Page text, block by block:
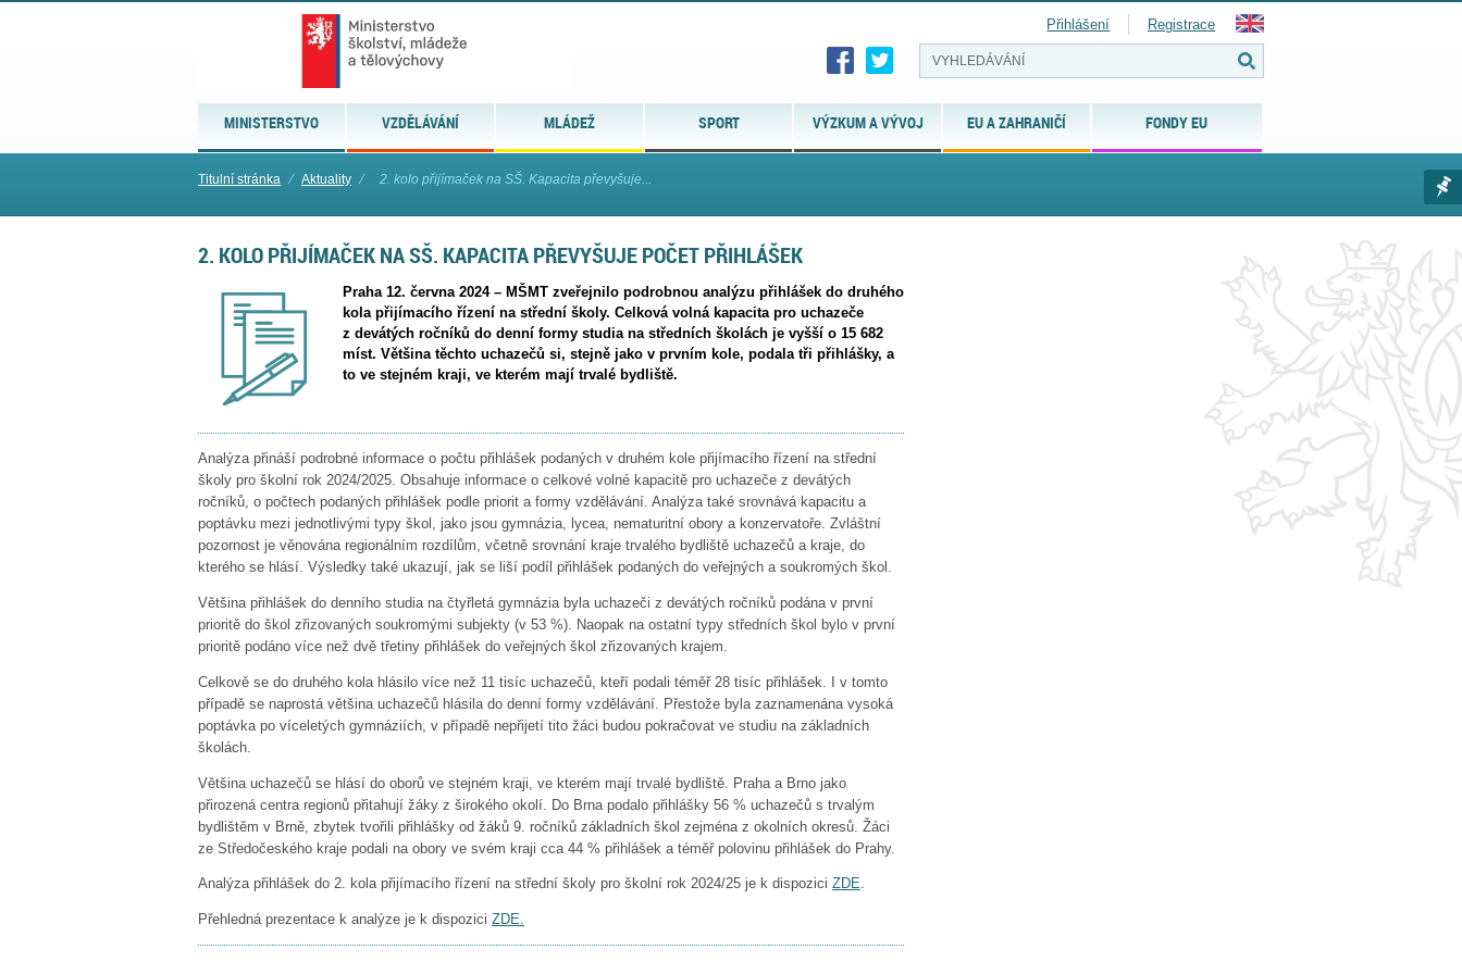
MINISTERSTVO VZDĚLÁVÁNÍ MLÁDEŽ SPORT VÝZKUM A VÝVOJ EU A ZAHRANIČÍ FONDY EU
Přihlášení Registrace
Titulní stránka ⁄ Aktuality ⁄ 2. kolo přijímaček na SŠ. Kapacita převyšuje...
2. KOLO PŘIJÍMAČEK NA SŠ. KAPACITA PŘEVYŠUJE POČET PŘIHLÁŠEK
Praha 12. června 2024 – MŠMT zveřejnilo podrobnou analýzu přihlášek do druhého
kola přijímacího řízení na střední školy. Celková volná kapacita pro uchazeče
z devátých ročníků do denní formy studia na středních školách je vyšší o 15 682
míst. Většina těchto uchazečů si, stejně jako v prvním kole, podala tři přihlášky, a
to ve stejném kraji, ve kterém mají trvalé bydliště.
Analýza přináší podrobné informace o počtu přihlášek podaných v druhém kole přijímacího řízení na střední
školy pro školní rok 2024/2025. Obsahuje informace o celkové volné kapacitě pro uchazeče z devátých
ročníků, o počtech podaných přihlášek podle priorit a formy vzdělávání. Analýza také srovnává kapacitu a
poptávku mezi jednotlivými typy škol, jako jsou gymnázia, lycea, nematuritní obory a konzervatoře. Zvláštní
pozornost je věnována regionálním rozdílům, včetně srovnání kraje trvalého bydliště uchazečů a kraje, do
kterého se hlásí. Výsledky také ukazují, jak se liší podíl přihlášek podaných do veřejných a soukromých škol.
Většina přihlášek do denního studia na čtyřletá gymnázia byla uchazeči z devátých ročníků podána v první
prioritě do škol zřizovaných soukromými subjekty (v 53 %). Naopak na ostatní typy středních škol bylo v první
prioritě podáno více než dvě třetiny přihlášek do veřejných škol zřizovaných krajem.
Celkově se do druhého kola hlásilo více než 11 tisíc uchazečů, kteří podali téměř 28 tisíc přihlášek. I v tomto
případě se naprostá většina uchazečů hlásila do denní formy vzdělávání. Přestože byla zaznamenána vysoká
poptávka po víceletých gymnáziích, v případě nepřijetí tito žáci budou pokračovat ve studiu na základních
školách.
Většina uchazečů se hlásí do oborů ve stejném kraji, ve kterém mají trvalé bydliště. Praha a Brno jako
přirozená centra regionů přitahují žáky z širokého okolí. Do Brna podalo přihlášky 56 % uchazečů s trvalým
bydlištěm v Brně, zbytek tvořili přihlášky od žáků 9. ročníků základních škol zejména z okolních okresů. Žáci
ze Středočeského kraje podali na obory ve svém kraji cca 44 % přihlášek a téměř polovinu přihlášek do Prahy.
Analýza přihlášek do 2. kola přijímacího řízení na střední školy pro školní rok 2024/25 je k dispozici ZDE.
Přehledná prezentace k analýze je k dispozici ZDE.